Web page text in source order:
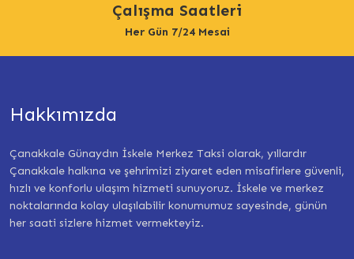
Çalışma Saatleri
Her Gün 7/24 Mesai
Hakkımızda
Çanakkale Günaydın İskele Merkez Taksi olarak, yıllardır
Çanakkale halkına ve şehrimizi ziyaret eden misafirlere güvenli,
hızlı ve konforlu ulaşım hizmeti sunuyoruz. İskele ve merkez
noktalarında kolay ulaşılabilir konumumuz sayesinde, günün
her saati sizlere hizmet vermekteyiz.